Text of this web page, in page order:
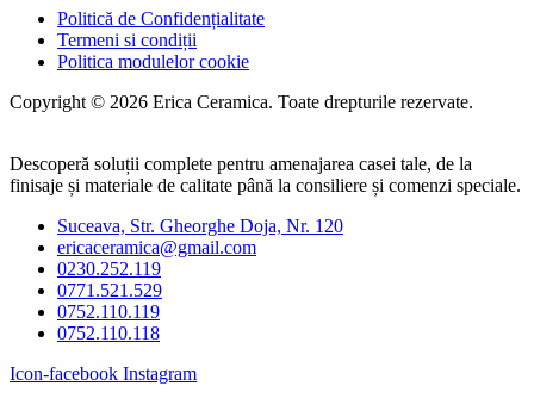
Politică de Confidențialitate
Termeni si condiții
Politica modulelor cookie
Copyright © 2026 Erica Ceramica. Toate drepturile rezervate.
Descoperă soluții complete pentru amenajarea casei tale, de la
finisaje și materiale de calitate până la consiliere și comenzi speciale.
Suceava, Str. Gheorghe Doja, Nr. 120
ericaceramica@gmail.com
0230.252.119
0771.521.529
0752.110.119
0752.110.118
Icon-facebook Instagram